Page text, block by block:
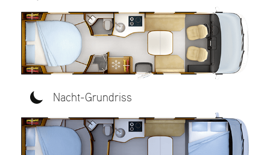
Nacht-Grundriss